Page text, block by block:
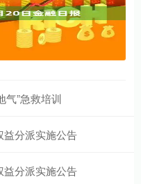
气”急救培训
益分派实施公告
益分派实施公告